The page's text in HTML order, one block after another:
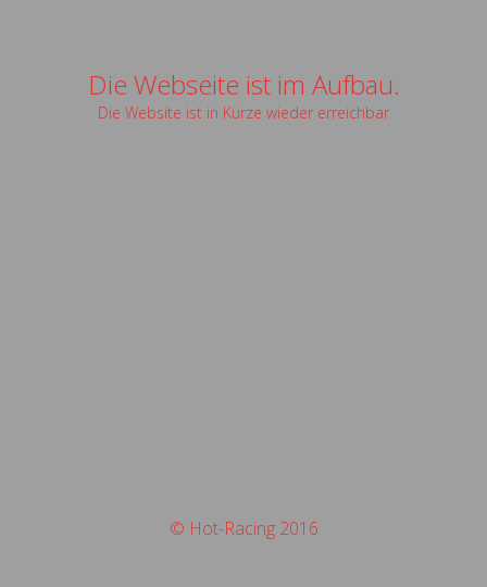
Die Webseite ist im Aufbau.
Die Website ist in Kürze wieder erreichbar
© Hot-Racing 2016